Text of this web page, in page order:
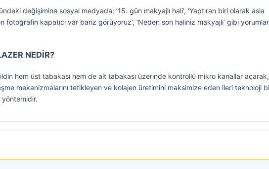
değişimine sosyal medyada; ’15. gün makyajlı hali’, ‘Yaptıran biri olarak asla
fotoğrafın kapatıcı var bariz görüyoruz’, ‘Neden son haliniz makyajlı’ gibi yorumlar
NEDİR?
hem üst tabakası hem de alt tabakası üzerinde kontrollü mikro kanallar açarak,
mekanizmalarını tetikleyen ve kolajen üretimini maksimize eden ileri teknoloji